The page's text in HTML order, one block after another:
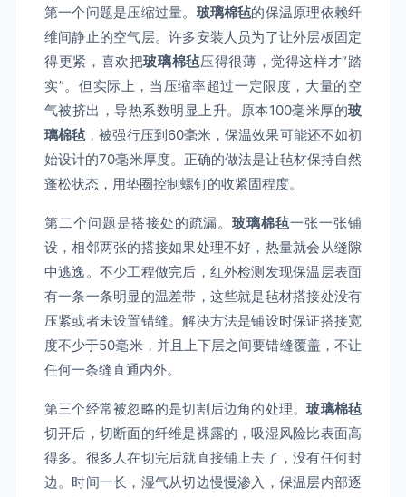
第一个问题是压缩过量。 玻璃棉毡的保温原理依赖纤
维间静止的空气层。许多安装人员为了让外层板固定
得更紧，喜欢把玻璃棉毡压得很薄，觉得这样才“踏
实”。但实际上，当压缩率超过一定限度，大量的空
气被挤出，导热系数明显上升。原本100毫米厚的玻
璃棉毡，被强行压到60毫米，保温效果可能还不如初
始设计的70毫米厚度。正确的做法是让毡材保持自然
蓬松状态，用垫圈控制螺钉的收紧固程度。
第二个问题是搭接处的疏漏。玻璃棉毡一张一张铺
设，相邻两张的搭接如果处理不好，热量就会从缝隙
中逃逸。不少工程做完后，红外检测发现保温层表面
有一条一条明显的温差带，这些就是毡材搭接处没有
压紧或者未设置错缝。解决方法是铺设时保证搭接宽
度不少于50毫米，并且上下层之间要错缝覆盖，不让
任何一条缝直通内外。
第三个经常被忽略的是切割后边角的处理。玻璃棉毡
切开后，切断面的纤维是裸露的，吸湿风险比表面高
得多。很多人在切完后就直接铺上去了，没有任何封
边。时间一长，湿气从切边慢慢渗入，保温层内部逐